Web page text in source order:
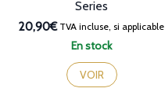
En stock
Series
20,90€TVA incluse, si applicable
VOIR